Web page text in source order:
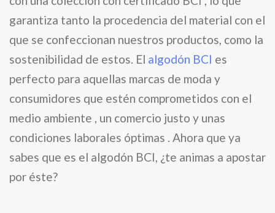
garantiza tanto la procedencia del material con el
que se confeccionan nuestros productos, como la
sostenibilidad de estos. El algodón BCI es
perfecto para aquellas marcas de moda y
consumidores que estén comprometidos con el
medio ambiente , un comercio justo y unas
condiciones laborales óptimas . Ahora que ya
sabes que es el algodón BCI, ¿te animas a apostar
por éste?